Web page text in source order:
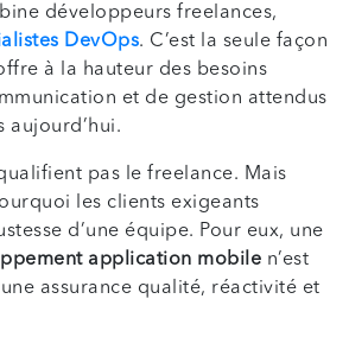
développeurs freelances,
DevOps. C’est la seule façon
à la hauteur des besoins
et de gestion attendus
aujourd’hui.
pas le freelance. Mais
les clients exigeants
d’une équipe. Pour eux, une
application mobile n’est
une assurance qualité, réactivité et